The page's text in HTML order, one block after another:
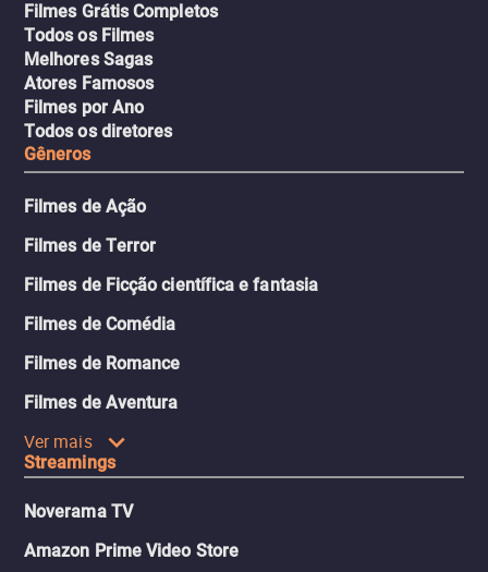
Filmes Grátis Completos
Todos os Filmes
Melhores Sagas
Atores Famosos
Filmes por Ano
Todos os diretores
Gêneros
Filmes de Ação
Filmes de Terror
Filmes de Ficção científica e fantasia
Filmes de Comédia
Filmes de Romance
Filmes de Aventura
Ver mais
Streamings
Noverama TV
Amazon Prime Video Store